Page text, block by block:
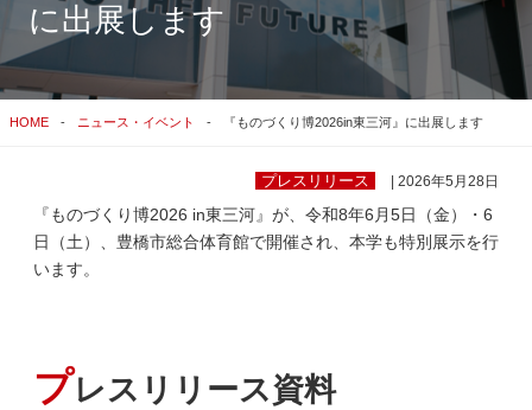
検索結果をもっと見る
関連サイトすべてを検索する
に出展します
HOME ニュース・イベント 『ものづくり博2026in東三河』に出展します
プレスリリース | 2026年5月28日
『ものづくり博2026 in東三河』が、令和8年6月5日（金）・6
日（土）、豊橋市総合体育館で開催され、本学も特別展示を行
います。
プレスリリース資料